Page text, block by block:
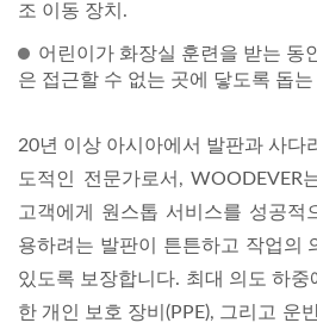
조 이동 장치.
어린이가 화장실 훈련을 받는 동
은 접근할 수 없는 곳에 닿도록 돕는
20년 이상 아시아에서 발판과 사다
도적인 전문가로서, WOODEVER
고객에게 원스톱 서비스를 성공적
용하려는 발판이 튼튼하고 작업의
있도록 보장합니다. 최대 의도 하
한 개인 보호 장비(PPE), 그리고 운